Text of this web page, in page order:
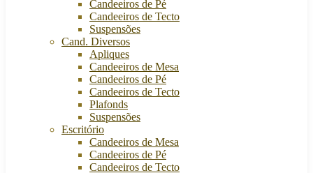
Candeeiros de Pé
Candeeiros de Tecto
Suspensões
Cand. Diversos
Apliques
Candeeiros de Mesa
Candeeiros de Pé
Candeeiros de Tecto
Plafonds
Suspensões
Escritório
Candeeiros de Mesa
Candeeiros de Pé
Candeeiros de Tecto